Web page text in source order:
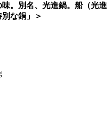
味。別名、光進鍋。船（光進
な鍋」＞